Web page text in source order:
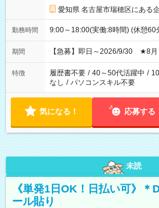
愛知県 名古屋市瑞穂区にある
勤務時間 9:00～18:00(実働:8時間) (休憩60
期間 【急募】即日～2026/9/30 ★8月
特徴 履歴書不要 / 40～50代活躍中 /
なし / パソコンスキル不要
気になる！ 応募する
未読
《単発1日OK！日払い可》＊
ール貼り